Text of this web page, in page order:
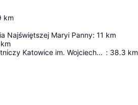
km
Najświętszej Maryi Panny: 11 km
km
Międzynarodowy Port Lotniczy Katowice im. Wojciecha Korfantego w Pyrzowicach : 38.3 km